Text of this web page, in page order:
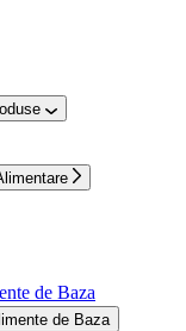
de Baza
de Baza